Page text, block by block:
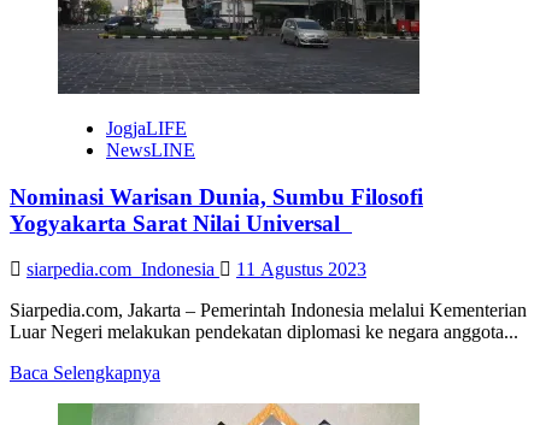
JogjaLIFE
NewsLINE
Nominasi Warisan Dunia, Sumbu Filosofi
Yogyakarta Sarat Nilai Universal
siarpedia.com_Indonesia
11 Agustus 2023
Siarpedia.com, Jakarta – Pemerintah Indonesia melalui Kementerian
Luar Negeri melakukan pendekatan diplomasi ke negara anggota...
Baca Selengkapnya